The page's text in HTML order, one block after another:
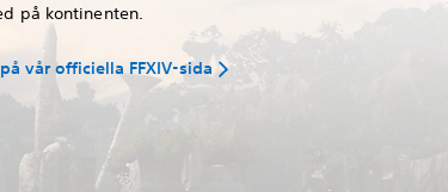
på kontinenten.
vår officiella FFXIV-sida